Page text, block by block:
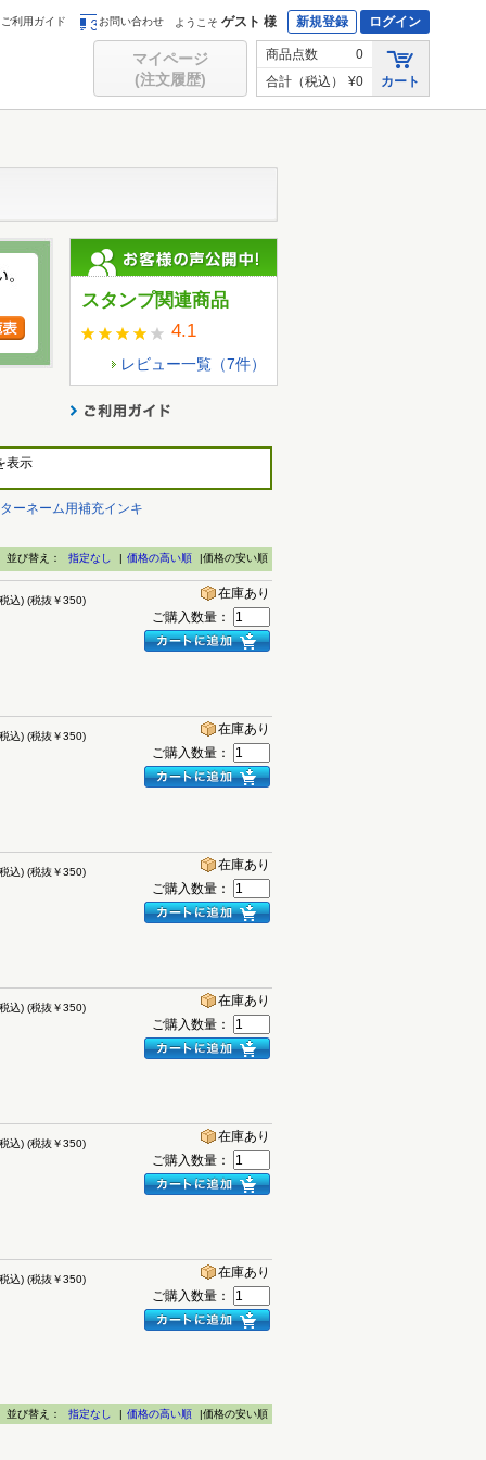
ご利用ガイド お問い合わせ ようこそ ゲスト 様 新規登録 ログイン
マイページ
(注文履歴)
商品点数
0
合計（税込）
¥0 カート
スタンプ関連商品
4.1
レビュー一覧（7件）
表示
ーネーム用補充インキ
並び替え： 指定なし | 価格の高い順 |価格の安い順
込) (税抜￥350)
在庫あり
ご購入数量：
込) (税抜￥350)
在庫あり
ご購入数量：
込) (税抜￥350)
在庫あり
ご購入数量：
込) (税抜￥350)
在庫あり
ご購入数量：
込) (税抜￥350)
在庫あり
ご購入数量：
込) (税抜￥350)
在庫あり
ご購入数量：
並び替え： 指定なし | 価格の高い順 |価格の安い順